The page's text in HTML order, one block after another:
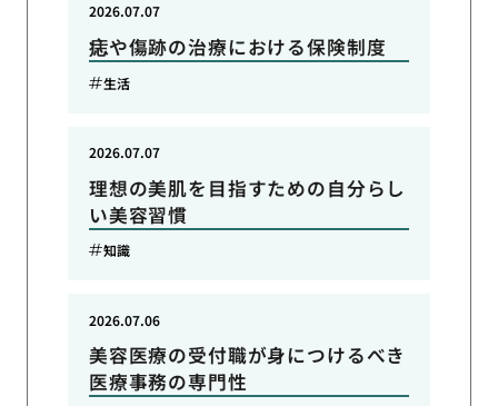
痣や傷跡の治療における保険制度
2026.07.07
生活
理想の美肌を目指すための自分らし
い美容習慣
2026.07.07
知識
美容医療の受付職が身につけるべき
医療事務の専門性
2026.07.06